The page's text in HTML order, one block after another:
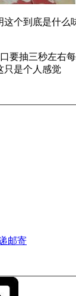
个到底是什
要抽三秒左
只是个人感觉
邮寄